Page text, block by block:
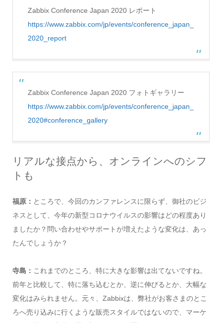
Zabbix Conference Japan 2020 レポート
https://www.zabbix.com/jp/events/conference_japan_
2020_report
Zabbix Conference Japan 2020 フォトギャラリー
https://www.zabbix.com/jp/events/conference_japan_
2020#conference_gallery
リアルな接点から、オンラインへのシフ
トも
福原： ところで、今回のカンファレンスに限らず、御社のビジ
ネスとして、今年の新型コロナウイルスの影響はどの程度あり
ましたか？問い合わせやサポートが増えたような変化は、あっ
たんでしょうか？
寺島： これまでのところ、特に大きな影響は出てないですね。
前年と比較して、特に落ち込むとか、逆に伸びるとか、大幅な
変化はみられません。元々、Zabbixは、弊社がお客さまのとこ
ろへ売り込みに行くような販売スタイルではないので、マーケ